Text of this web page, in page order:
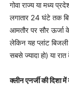
गोवा राज्य या मध्य
लगातार 24 घंटे तक
आमतौर पर सौर ऊर्जा
लेकिन यह प्लांट
सबसे ज्यादा हो) या
क्लीन एनर्जी की दिशा